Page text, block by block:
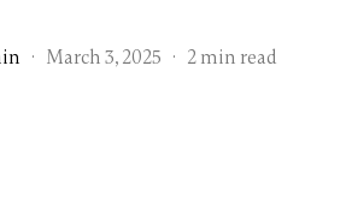
· March 3, 2025 · 2 min read